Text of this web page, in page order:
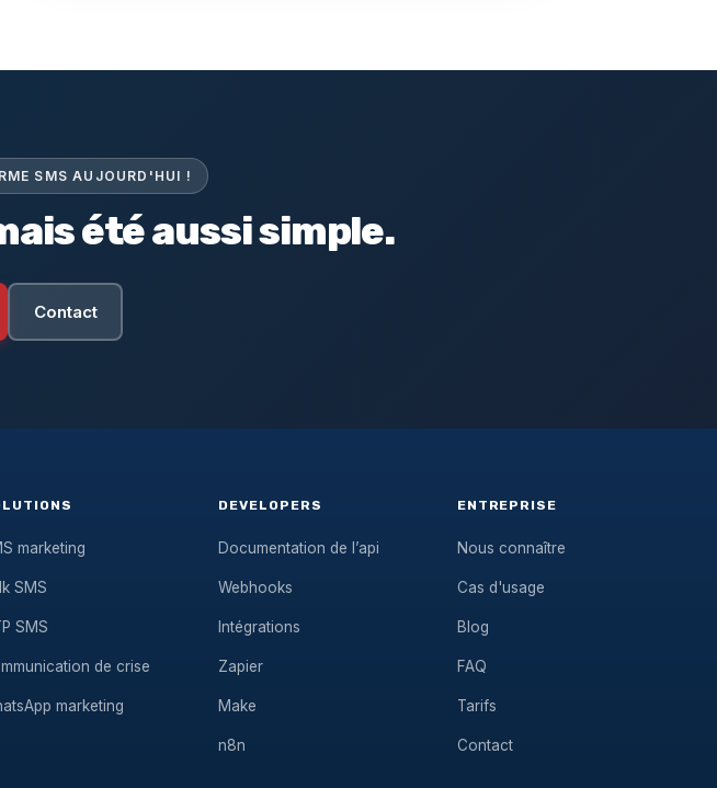
SMS AUJOURD'HUI !
été aussi simple.
Contact
marketing
SMS
SMS
de crise
marketing
DEVELOPERS
Documentation de l’api
Webhooks
Intégrations
Zapier
Make
n8n
ENTREPRISE
Nous connaître
Cas d'usage
Blog
FAQ
Tarifs
Contact